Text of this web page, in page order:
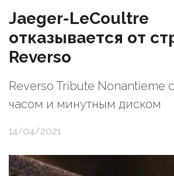
Jaeger-LeCoultre
отказывается от
Reverso
Reverso Tribute Nonantieme
часом и минутным диском
14/04/2021